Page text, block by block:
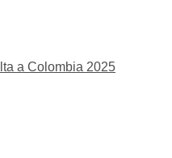
a Colombia 2025